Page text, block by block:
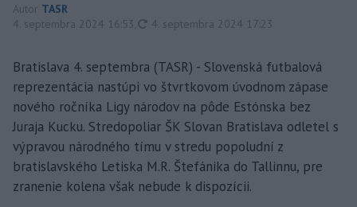
Autor TASR
4. septembra 2024 16:53
aktualizované
4. septembra 2024 17:23
Bratislava 4. septembra (TASR) - Slovenská futbalová
reprezentácia nastúpi vo štvrtkovom úvodnom zápase
nového ročníka Ligy národov na pôde Estónska bez
Juraja Kucku. Stredopoliar ŠK Slovan Bratislava odletel s
výpravou národného tímu v stredu popoludní z
bratislavského Letiska M.R. Štefánika do Tallinnu, pre
zranenie kolena však nebude k dispozícii.